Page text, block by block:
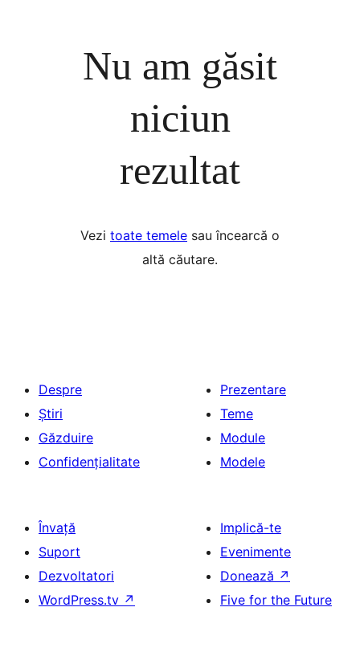
Nu am găsit
niciun
rezultat
Vezi toate temele sau încearcă o
altă căutare.
Despre
Știri
Găzduire
Confidențialitate
Prezentare
Teme
Module
Modele
Învață
Suport
Dezvoltatori
WordPress.tv ↗
Implică-te
Evenimente
Donează ↗
Five for the Future